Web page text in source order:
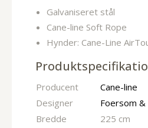
Galvaniseret stål
Cane-line Soft Rope
Hynder: Cane-Line
Producent
Cane-line
Designer
Foersom
Bredde
225 cm